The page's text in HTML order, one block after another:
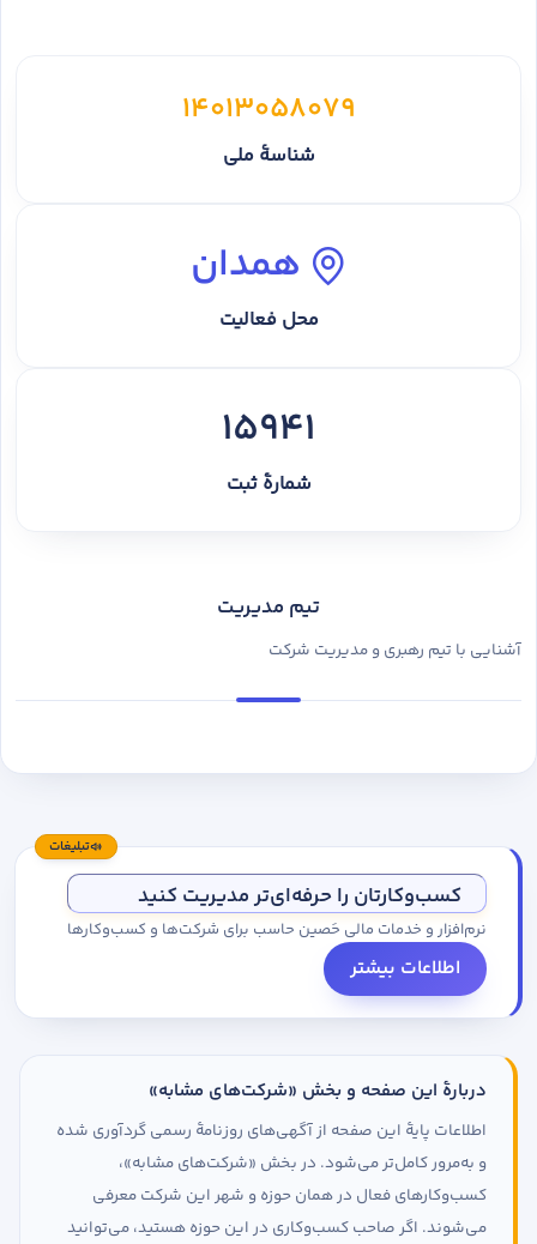
14013058079
شناسهٔ ملی
همدان
محل فعالیت
15941
شمارهٔ ثبت
تیم مدیریت
آشنایی با تیم رهبری و مدیریت شرکت
تبلیغات
کسب‌وکارتان را حرفه‌ای‌تر مدیریت کنید
نرم‌افزار و خدمات مالی حَصین حاسب برای شرکت‌ها و کسب‌وکارها
اطلاعات بیشتر
دربارهٔ این صفحه و بخش «شرکت‌های مشابه»
اطلاعات پایهٔ این صفحه از آگهی‌های روزنامهٔ رسمی گردآوری شده
و به‌مرور کامل‌تر می‌شود. در بخش «شرکت‌های مشابه»،
کسب‌وکارهای فعال در همان حوزه و شهر این شرکت معرفی
می‌شوند. اگر صاحب کسب‌وکاری در این حوزه هستید، می‌توانید